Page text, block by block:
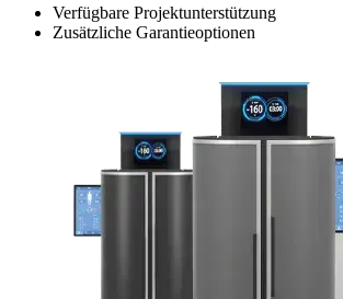
Verfügbare Projektunterstützung
Zusätzliche Garantieoptionen